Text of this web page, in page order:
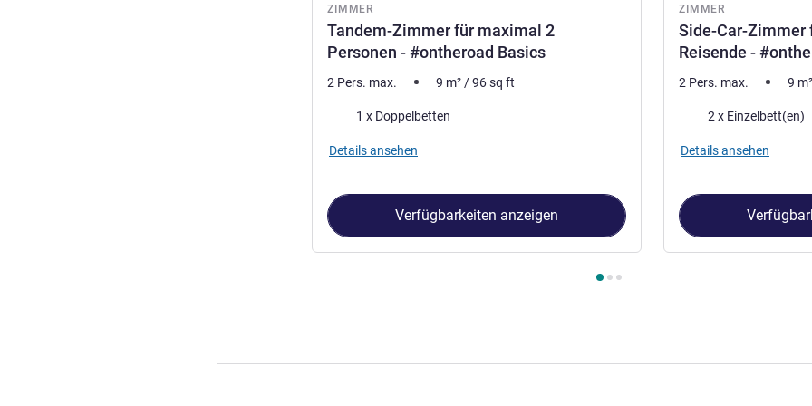
ZIMMER
Tandem-Zimmer für maximal 2
Personen - #ontheroad Basics
2 Pers. max. 9 m² /96sq ft
Bettwäsche
1 x Doppelbetten
Details ansehen
Verfügbarkeiten anzeigen
ZIMMER
Side-Car-Zimmer
Reisende -
2 Pers. max. 9 m²
Bettwäsche
2 x Einzelbett(en)
Details ansehen